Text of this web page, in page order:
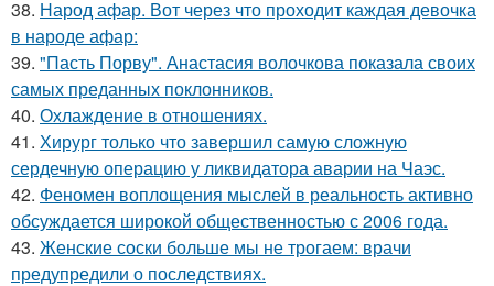
38. Народ афар. Вот через что проходит каждая девочка
в народе афар:
39. "Пасть Порву". Анастасия волочкова показала своих
самых преданных поклонников.
40. Охлаждение в отношениях.
41. Хирург только что завершил самую сложную
сердечную операцию у ликвидатора аварии на Чаэс.
42. Феномен воплощения мыслей в реальность активно
обсуждается широкой общественностью с 2006 года.
43. Женские соски больше мы не трогаем: врачи
предупредили о последствиях.